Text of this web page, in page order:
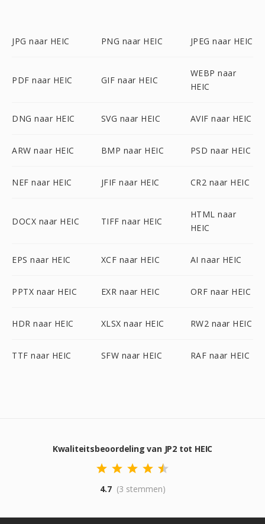
JPG naar HEIC PNG naar HEIC JPEG naar HEIC
PDF naar HEIC GIF naar HEIC
WEBP naar
HEIC
DNG naar HEIC SVG naar HEIC AVIF naar HEIC
ARW naar HEIC BMP naar HEIC PSD naar HEIC
NEF naar HEIC JFIF naar HEIC CR2 naar HEIC
DOCX naar HEIC TIFF naar HEIC
HTML naar
HEIC
EPS naar HEIC XCF naar HEIC AI naar HEIC
PPTX naar HEIC EXR naar HEIC ORF naar HEIC
HDR naar HEIC XLSX naar HEIC RW2 naar HEIC
TTF naar HEIC SFW naar HEIC RAF naar HEIC
Kwaliteitsbeoordeling van JP2 tot HEIC
4.7 (3 stemmen)